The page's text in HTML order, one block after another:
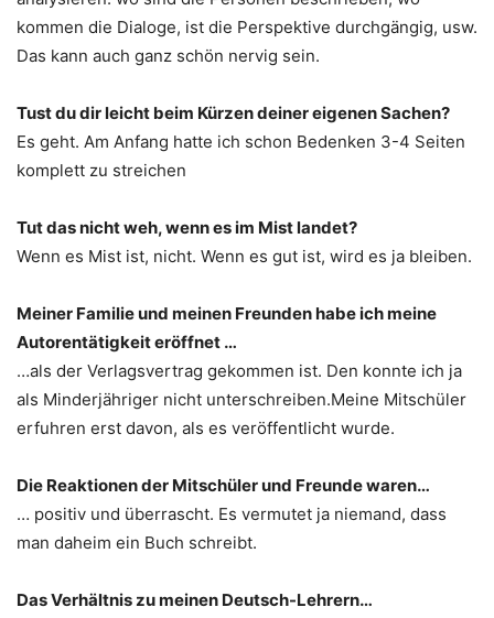
kommen die Dialoge, ist die Perspektive durchgängig, usw.
Das kann auch ganz schön nervig sein.
Tust du dir leicht beim Kürzen deiner eigenen Sachen?
Es geht. Am Anfang hatte ich schon Bedenken 3-4 Seiten
komplett zu streichen
Tut das nicht weh, wenn es im Mist landet?
Wenn es Mist ist, nicht. Wenn es gut ist, wird es ja bleiben.
Meiner Familie und meinen Freunden habe ich meine
Autorentätigkeit eröffnet …
…als der Verlagsvertrag gekommen ist. Den konnte ich ja
als Minderjähriger nicht unterschreiben.Meine Mitschüler
erfuhren erst davon, als es veröffentlicht wurde.
Die Reaktionen der Mitschüler und Freunde waren…
… positiv und überrascht. Es vermutet ja niemand, dass
man daheim ein Buch schreibt.
Das Verhältnis zu meinen Deutsch-Lehrern…